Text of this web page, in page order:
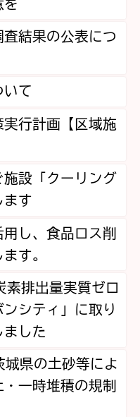
を
結果の公表につ
いて
行計画【区域施
設「クーリング
ます
用し、食品ロス削
す。
素排出量実質ゼロ
シティ」に取り
した
県の土砂等によ
一時堆積の規制